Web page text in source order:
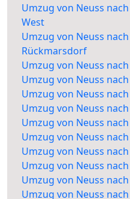
Umzug von Neuss
West
Umzug von Neuss
Rückmarsdorf
Umzug von Neuss
Umzug von Neuss
Umzug von Neuss
Umzug von Neuss
Umzug von Neuss
Umzug von Neuss
Umzug von Neuss
Umzug von Neuss
Umzug von Neuss
Umzug von Neuss